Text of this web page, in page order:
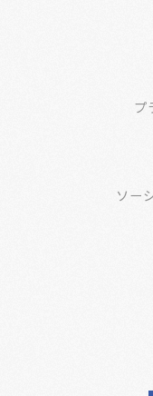
プ
ソー